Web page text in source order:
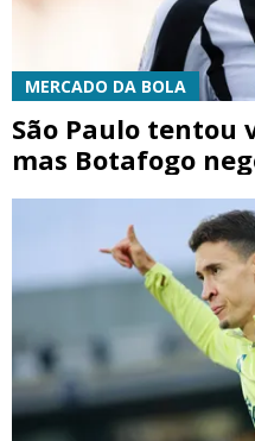
MERCADO DA BOLA
São Paulo tentou
mas Botafogo